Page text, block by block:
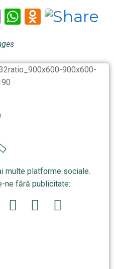
ViberWhatsApp
multe platforme sociale.
ne fără publicitate: